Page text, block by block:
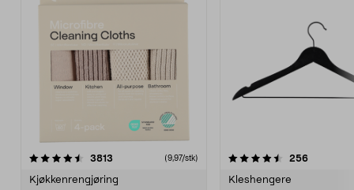
3813 anmeldelser(9,97/stk)
Kjøkkenrengjøring
4.5av 5 stjerner 256
Kleshengere
4.5av 5 stjerner